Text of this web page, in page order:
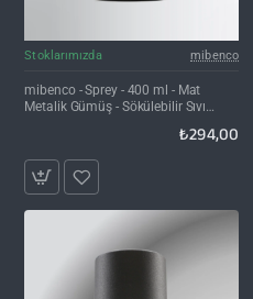
Stoklarımızda mibenco
mibenco - Sprey - 400 ml - Mat
Metalik Gümüş - Sökülebilir Sıvı
₺294,00